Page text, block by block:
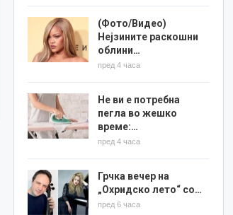
(Фото/Видео)
Нејзините раскошни
облини…
пред 4 часа
Не ви е потребна
пегла во жешко
време:…
пред 4 часа
Грчка вечер на
„Охридско лето“ со…
пред 6 часа